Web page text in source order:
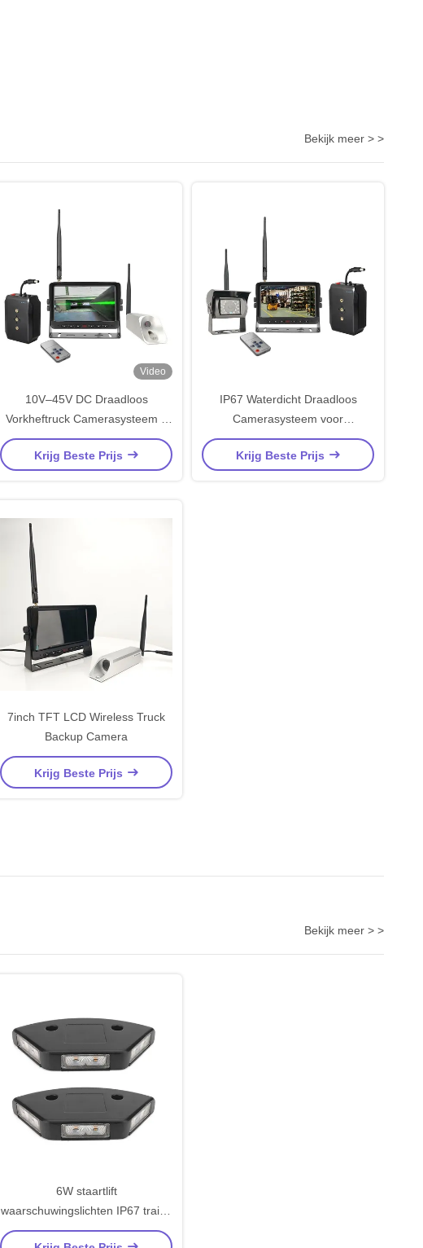
Bekijk meer > >
Video
10V–45V DC Draadloos
Vorkheftruck Camerasysteem –
Waterdicht, Zwaar Uitvoering
Vorkheftruck Monitoring
Krijg Beste Prijs
IP67 Waterdicht Draadloos
Camerasysteem voor
Vorkheftruck met 19dBM
Zendvermogen en 50Ω
Krijg Beste Prijs
7inch TFT LCD Wireless Truck
Backup Camera
Krijg Beste Prijs
Bekijk meer > >
6W staartlift
waarschuwingslichten IP67 trailer
plaat licht voor bouwplaats